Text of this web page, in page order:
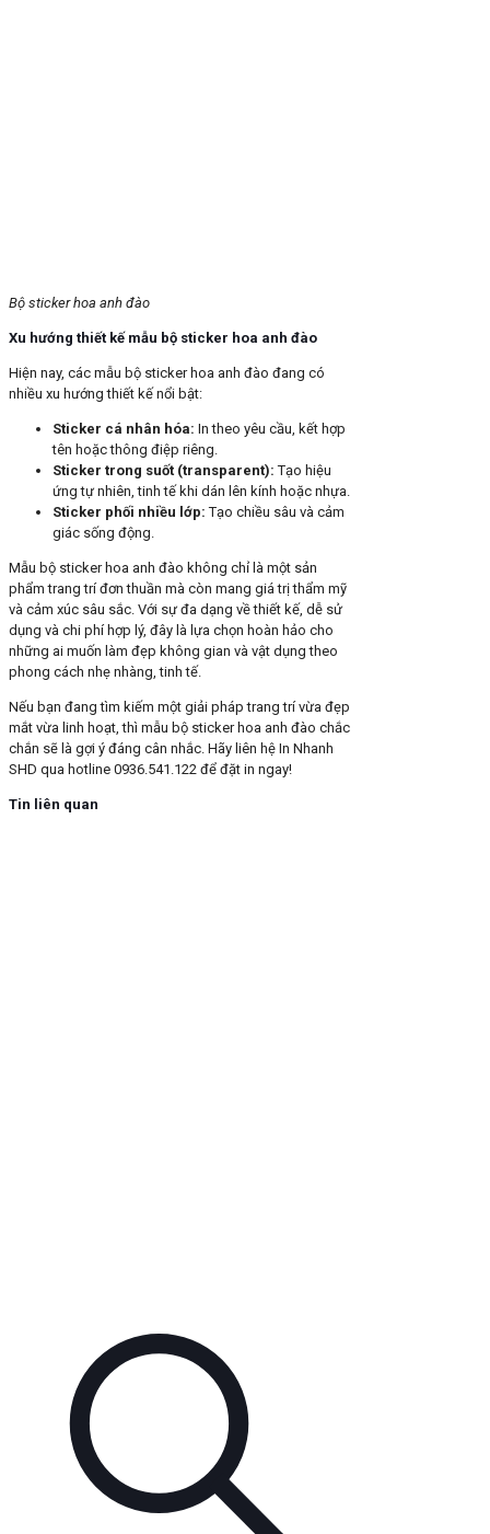
Bộ sticker hoa anh đào
Xu hướng thiết kế mẫu bộ sticker hoa anh đào
Hiện nay, các mẫu bộ sticker hoa anh đào đang có
nhiều xu hướng thiết kế nổi bật:
Sticker cá nhân hóa: In theo yêu cầu, kết hợp
tên hoặc thông điệp riêng.
Sticker trong suốt (transparent): Tạo hiệu
ứng tự nhiên, tinh tế khi dán lên kính hoặc nhựa.
Sticker phối nhiều lớp: Tạo chiều sâu và cảm
giác sống động.
Mẫu bộ sticker hoa anh đào không chỉ là một sản
phẩm trang trí đơn thuần mà còn mang giá trị thẩm mỹ
và cảm xúc sâu sắc. Với sự đa dạng về thiết kế, dễ sử
dụng và chi phí hợp lý, đây là lựa chọn hoàn hảo cho
những ai muốn làm đẹp không gian và vật dụng theo
phong cách nhẹ nhàng, tinh tế.
Nếu bạn đang tìm kiếm một giải pháp trang trí vừa đẹp
mắt vừa linh hoạt, thì mẫu bộ sticker hoa anh đào chắc
chắn sẽ là gợi ý đáng cân nhắc. Hãy liên hệ In Nhanh
SHD qua hotline 0936.541.122 để đặt in ngay!
Tin liên quan